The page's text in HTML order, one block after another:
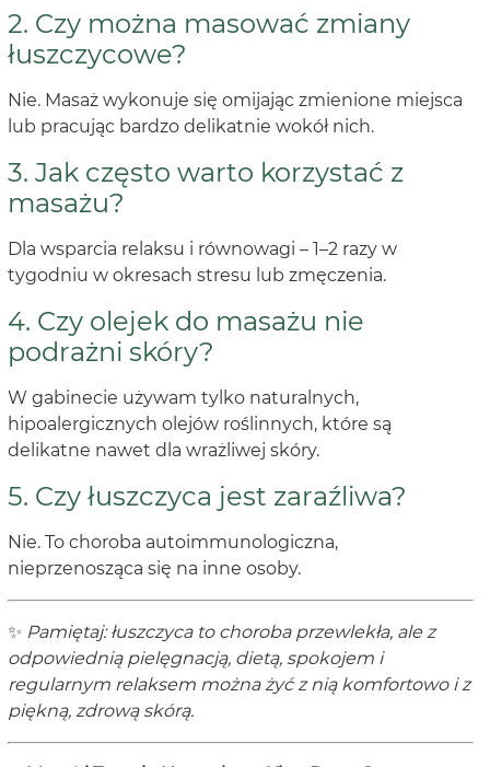
2. Czy można masować zmiany
łuszczycowe?
Nie. Masaż wykonuje się omijając zmienione miejsca
lub pracując bardzo delikatnie wokół nich.
3. Jak często warto korzystać z
masażu?
Dla wsparcia relaksu i równowagi – 1–2 razy w
tygodniu w okresach stresu lub zmęczenia.
4. Czy olejek do masażu nie
podrażni skóry?
W gabinecie używam tylko naturalnych,
hipoalergicznych olejów roślinnych, które są
delikatne nawet dla wrażliwej skóry.
5. Czy łuszczyca jest zaraźliwa?
Nie. To choroba autoimmunologiczna,
nieprzenosząca się na inne osoby.
✨ Pamiętaj: łuszczyca to choroba przewlekła, ale z
odpowiednią pielęgnacją, dietą, spokojem i
regularnym relaksem można żyć z nią komfortowo i z
piękną, zdrową skórą.